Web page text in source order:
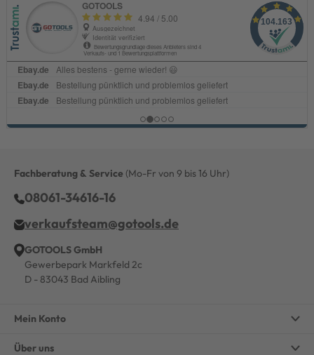
Fachberatung & Service (Mo-Fr von 9 bis 16 Uhr)
08061-34616-16
verkaufsteam@gotools.de
GOTOOLS GmbH
Gewerbepark Markfeld 2c
D - 83043 Bad Aibling
Mein Konto
Über uns